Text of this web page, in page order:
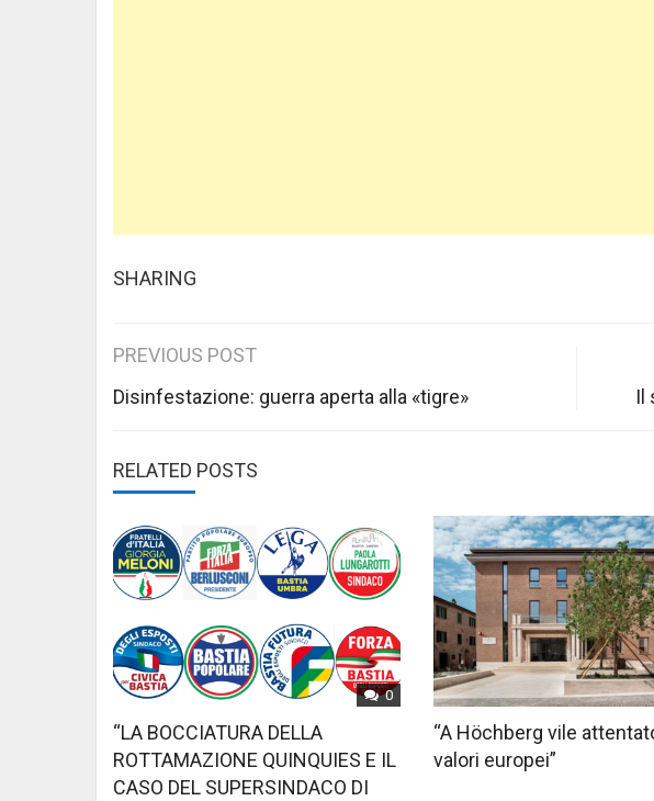
SHARING
Post
navigation
PREVIOUS POST
Disinfestazione: guerra aperta alla «tigre»
Il
RELATED POSTS
0
“LA BOCCIATURA DELLA
ROTTAMAZIONE QUINQUIES E IL
CASO DEL SUPERSINDACO DI
“A Höchberg vile
valori europei”